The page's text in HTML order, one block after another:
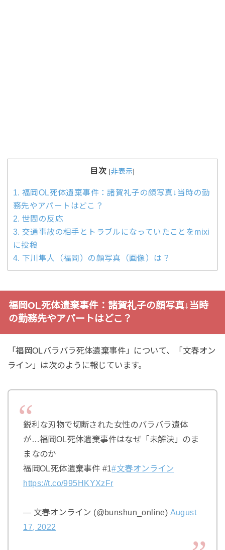
目次 [非表示]
1. 福岡OL死体遺棄事件：諸賀礼子の顔写真↓当時の勤
務先やアパートはどこ？
2. 世間の反応
3. 交通事故の相手とトラブルになっていたことをmixi
に投稿
4. 下川隼人（福岡）の顔写真（画像）は？
福岡OL死体遺棄事件：諸賀礼子の顔写真↓当時
の勤務先やアパートはどこ？
「福岡OLバラバラ死体遺棄事件」について、「文春オン
ライン」は次のように報じています。
鋭利な刃物で切断された女性のバラバラ遺体
が…福岡OL死体遺棄事件はなぜ「未解決」のま
まなのか
福岡OL死体遺棄事件 #1#文春オンライン
https://t.co/995HKYXzFr
— 文春オンライン (@bunshun_online) August
17, 2022